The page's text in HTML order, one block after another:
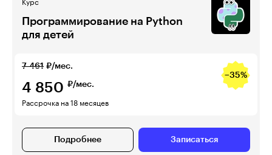
Курс
Программирование на Python
для детей
7 461 ₽/мес.
−35%
4 850 ₽/мес.
Рассрочка на 18 месяцев
Подробнее Записаться